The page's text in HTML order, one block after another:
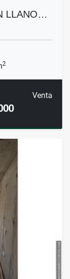
LLANO…
2
Venta